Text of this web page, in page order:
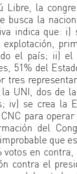
la
busca la
indica que:
el país; ii)
51% del
tres
UNI, dos de
iv) se crea la
para
del
que
en
contra el